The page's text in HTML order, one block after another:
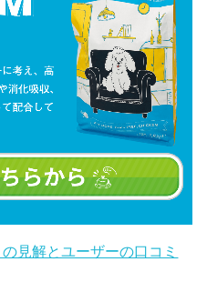
見解とユーザーの口コミ